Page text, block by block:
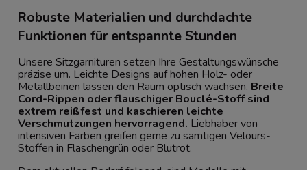
Robuste Materialien und durchdachte
Funktionen für entspannte Stunden
Unsere Sitzgarnituren setzen Ihre Gestaltungswünsche
präzise um. Leichte Designs auf hohen Holz- oder
Metallbeinen lassen den Raum optisch wachsen. Breite
Cord-Rippen oder flauschiger Bouclé-Stoff sind
extrem reißfest und kaschieren leichte
Verschmutzungen hervorragend. Liebhaber von
intensiven Farben greifen gerne zu samtigen Velours-
Stoffen in Flaschengrün oder Blutrot.